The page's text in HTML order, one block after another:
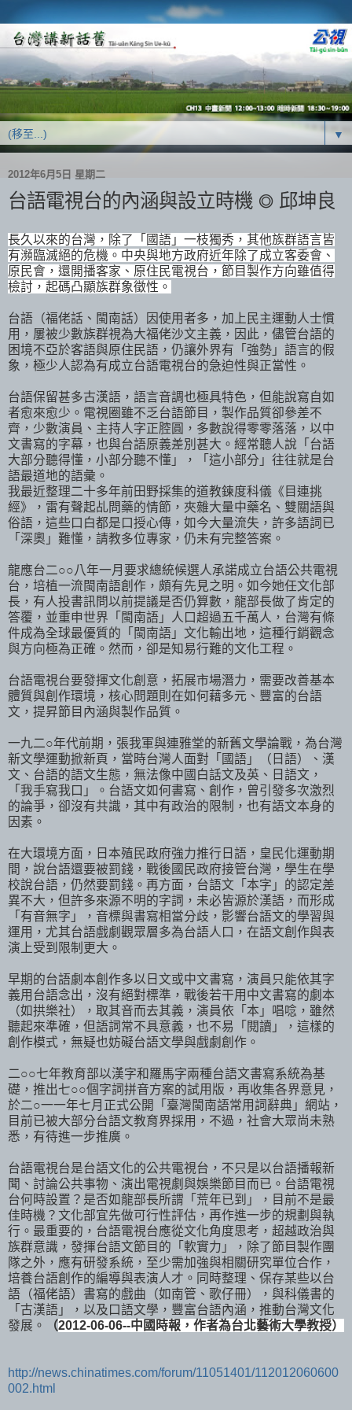
▼
2012年6月5日 星期二
台語電視台的內涵與設立時機 ◎ 邱坤良
長久以來的台灣，除了「國語」一枝獨秀，其他族群語言皆
有瀕臨滅絕的危機。中央與地方政府近年除了成立客委會、
原民會，還開播客家、原住民電視台，節目製作方向雖值得
檢討，起碼凸顯族群象徵性。
台語（福佬話、閩南話）因使用者多，加上民主運動人士慣
用，屢被少數族群視為大福佬沙文主義，因此，儘管台語的
困境不亞於客語與原住民語，仍讓外界有「強勢」語言的假
象，極少人認為有成立台語電視台的急迫性與正當性。
台語保留甚多古漢語，語言音調也極具特色，但能說寫自如
者愈來愈少。電視圈雖不乏台語節目，製作品質卻參差不
齊，少數演員、主持人字正腔圓，多數說得零零落落，以中
文書寫的字幕，也與台語原義差別甚大。經常聽人說「台語
大部分聽得懂，小部分聽不懂」，「這小部分」往往就是台
語最道地的語彙。
我最近整理二十多年前田野採集的道教鍊度科儀《目連挑
經》，雷有聲起乩問藥的情節，夾雜大量中藥名、雙關語與
俗語，這些口白都是口授心傳，如今大量流失，許多語詞已
「深奧」難懂，請教多位專家，仍未有完整答案。
龍應台二○○八年一月要求總統候選人承諾成立台語公共電視
台，培植一流閩南語創作，頗有先見之明。如今她任文化部
長，有人投書訊問以前提議是否仍算數，龍部長做了肯定的
答覆，並重申世界「閩南語」人口超過五千萬人，台灣有條
件成為全球最優質的「閩南語」文化輸出地，這種行銷觀念
與方向極為正確。然而，卻是知易行難的文化工程。
台語電視台要發揮文化創意，拓展市場潛力，需要改善基本
體質與創作環境，核心問題則在如何藉多元、豐富的台語
文，提昇節目內涵與製作品質。
一九二○年代前期，張我軍與連雅堂的新舊文學論戰，為台灣
新文學運動掀新頁，當時台灣人面對「國語」（日語）、漢
文、台語的語文生態，無法像中國白話文及英、日語文，
「我手寫我口」。台語文如何書寫、創作，曾引發多次激烈
的論爭，卻沒有共識，其中有政治的限制，也有語文本身的
因素。
在大環境方面，日本殖民政府強力推行日語，皇民化運動期
間，說台語還要被罰錢，戰後國民政府接管台灣，學生在學
校說台語，仍然要罰錢。再方面，台語文「本字」的認定差
異不大，但許多來源不明的字詞，未必皆源於漢語，而形成
「有音無字」，音標與書寫相當分歧，影響台語文的學習與
運用，尤其台語戲劇觀眾層多為台語人口，在語文創作與表
演上受到限制更大。
早期的台語劇本創作多以日文或中文書寫，演員只能依其字
義用台語念出，沒有絕對標準，戰後若干用中文書寫的劇本
（如拱樂社），取其音而去其義，演員依「本」唱唸，雖然
聽起來準確，但語詞常不具意義，也不易「閱讀」，這樣的
創作模式，無疑也妨礙台語文學與戲劇創作。
二○○七年教育部以漢字和羅馬字兩種台語文書寫系統為基
礎，推出七○○個字詞拼音方案的試用版，再收集各界意見，
於二○一一年七月正式公開「臺灣閩南語常用詞辭典」網站，
目前已被大部分台語文教育界採用，不過，社會大眾尚未熟
悉，有待進一步推廣。
台語電視台是台語文化的公共電視台，不只是以台語播報新
聞、討論公共事物、演出電視劇與娛樂節目而已。台語電視
台何時設置？是否如龍部長所謂「荒年已到」，目前不是最
佳時機？文化部宜先做可行性評估，再作進一步的規劃與執
行。最重要的，台語電視台應從文化角度思考，超越政治與
族群意識，發揮台語文節目的「軟實力」，除了節目製作團
隊之外，應有研發系統，至少需加強與相關研究單位合作，
培養台語創作的編導與表演人才。同時整理、保存某些以台
語（福佬語）書寫的戲曲（如南管、歌仔冊），與科儀書的
「古漢語」，以及口語文學，豐富台語內涵，推動台灣文化
發展。
（2012-06-06--中國時報， 作者為台北藝術大學教授）
http://news.chinatimes.com/forum/11051401/112012060600
002.html